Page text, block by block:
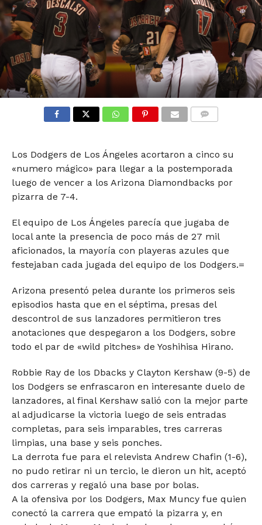
Los Dodgers de Los Ángeles acortaron a cinco su
«numero mágico» para llegar a la postemporada
luego de vencer a los Arizona Diamondbacks por
pizarra de 7-4.
El equipo de Los Ángeles parecía que jugaba de
local ante la presencia de poco más de 27 mil
aficionados, la mayoría con playeras azules que
festejaban cada jugada del equipo de los Dodgers.=
Arizona presentó pelea durante los primeros seis
episodios hasta que en el séptima, presas del
descontrol de sus lanzadores permitieron tres
anotaciones que despegaron a los Dodgers, sobre
todo el par de «wild pitches» de Yoshihisa Hirano.
Robbie Ray de los Dbacks y Clayton Kershaw (9-5) de
los Dodgers se enfrascaron en interesante duelo de
lanzadores, al final Kershaw salió con la mejor parte
al adjudicarse la victoria luego de seis entradas
completas, para seis imparables, tres carreras
limpias, una base y seis ponches.
La derrota fue para el relevista Andrew Chafin (1-6),
no pudo retirar ni un tercio, le dieron un hit, aceptó
dos carreras y regaló una base por bolas.
A la ofensiva por los Dodgers, Max Muncy fue quien
conectó la carrera que empató la pizarra y, en